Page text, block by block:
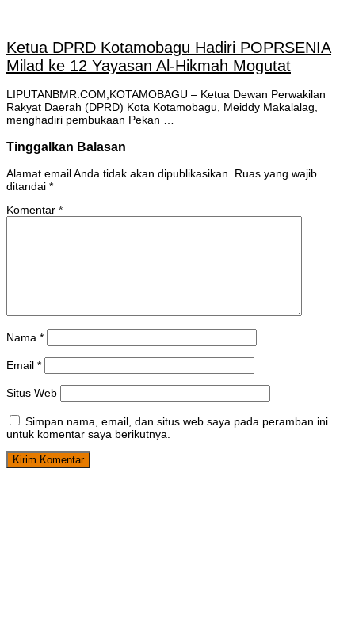
Ketua DPRD Kotamobagu Hadiri POPRSENIA
Milad ke 12 Yayasan Al-Hikmah Mogutat
LIPUTANBMR.COM,KOTAMOBAGU – Ketua Dewan Perwakilan
Rakyat Daerah (DPRD) Kota Kotamobagu, Meiddy Makalalag,
menghadiri pembukaan Pekan …
Tinggalkan Balasan
Alamat email Anda tidak akan dipublikasikan.
Ruas yang wajib
ditandai *
Komentar *
Nama *
Email *
Situs Web
Simpan nama, email, dan situs web saya pada peramban ini
untuk komentar saya berikutnya.